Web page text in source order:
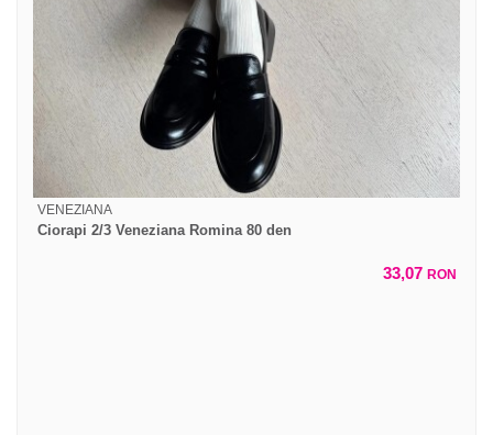
VENEZIANA
Ciorapi 2/3 Veneziana Romina 80 den
33,07 RON